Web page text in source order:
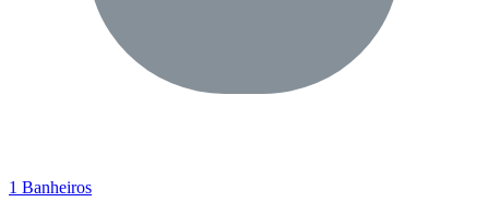
1 Banheiros